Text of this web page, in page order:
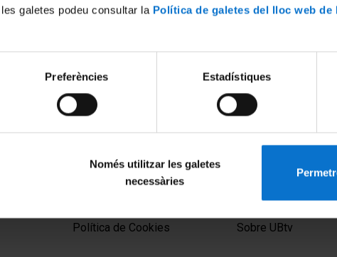
galetes podeu consultar la Política de galetes del lloc web de
Preferències Estadístiques
Només utilitzar les galetes
necessàries
Política de Cookies
PEU 2
Sobre UBtv